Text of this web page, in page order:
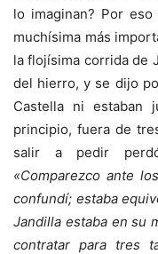
lo imaginan? Por
muchísima más
la flojísima corrida de
del hierro, y se dijo
Castella ni estaban
principio, fuera de
salir a pedir
«Comparezco ante
confundí; estaba
Jandilla estaba en su
contratar para tres